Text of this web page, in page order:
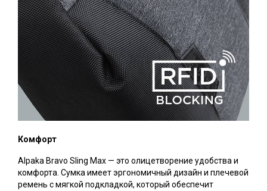
Комфорт
Alpaka Bravo Sling Max — это олицетворение удобства и
комфорта. Сумка имеет эргономичный дизайн и плечевой
ремень с мягкой подкладкой, который обеспечит